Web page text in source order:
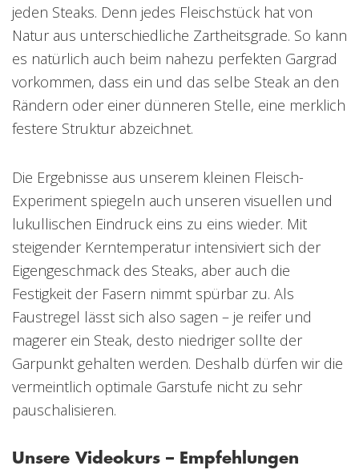
jeden Steaks. Denn jedes Fleischstück hat von
Natur aus unterschiedliche Zartheitsgrade. So kann
es natürlich auch beim nahezu perfekten Gargrad
vorkommen, dass ein und das selbe Steak an den
Rändern oder einer dünneren Stelle, eine merklich
festere Struktur abzeichnet.
Die Ergebnisse aus unserem kleinen Fleisch-
Experiment spiegeln auch unseren visuellen und
lukullischen Eindruck eins zu eins wieder. Mit
steigender Kerntemperatur intensiviert sich der
Eigengeschmack des Steaks, aber auch die
Festigkeit der Fasern nimmt spürbar zu. Als
Faustregel lässt sich also sagen – je reifer und
magerer ein Steak, desto niedriger sollte der
Garpunkt gehalten werden. Deshalb dürfen wir die
vermeintlich optimale Garstufe nicht zu sehr
pauschalisieren.
Unsere Videokurs – Empfehlungen